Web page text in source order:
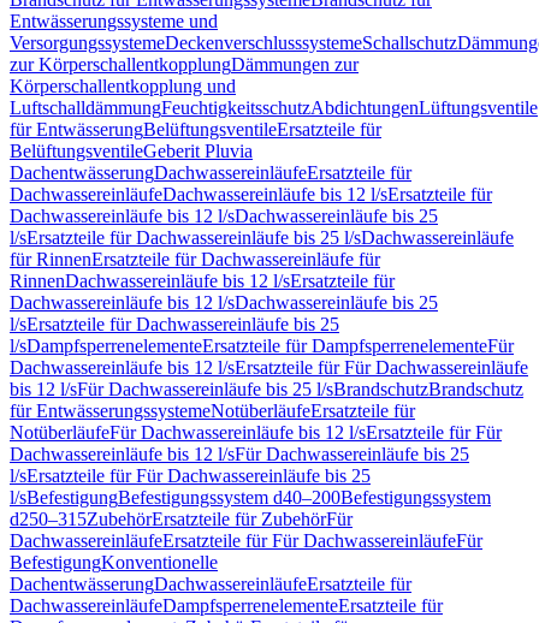
Entwässerungssysteme und
VersorgungssystemeDeckenverschlusssystemeSchallschutz
zur KörperschallentkopplungDämmungen zur
Körperschallentkopplung und
LuftschalldämmungFeuchtigkeitsschutzAbdichtungenLüftungsventile
für EntwässerungBelüftungsventileErsatzteile für
BelüftungsventileGeberit Pluvia
DachentwässerungDachwassereinläufeErsatzteile für
DachwassereinläufeDachwassereinläufe bis 12 l/sErsatzteile für
Dachwassereinläufe bis 12 l/sDachwassereinläufe bis 25
l/sErsatzteile für Dachwassereinläufe bis 25 l/sDachwassereinläufe
für RinnenErsatzteile für Dachwassereinläufe für
RinnenDachwassereinläufe bis 12 l/sErsatzteile für
Dachwassereinläufe bis 12 l/sDachwassereinläufe bis 25
l/sErsatzteile für Dachwassereinläufe bis 25
l/sDampfsperrenelementeErsatzteile für DampfsperrenelementeFür
Dachwassereinläufe bis 12 l/sErsatzteile für Für Dachwassereinläufe
bis 12 l/sFür Dachwassereinläufe bis 25 l/sBrandschutzBrandschutz
für EntwässerungssystemeNotüberläufeErsatzteile für
NotüberläufeFür Dachwassereinläufe bis 12 l/sErsatzteile für Für
Dachwassereinläufe bis 12 l/sFür Dachwassereinläufe bis 25
l/sErsatzteile für Für Dachwassereinläufe bis 25
l/sBefestigungBefestigungssystem d40–200Befestigungssystem
d250–315ZubehörErsatzteile für ZubehörFür
DachwassereinläufeErsatzteile für Für DachwassereinläufeFür
BefestigungKonventionelle
DachentwässerungDachwassereinläufeErsatzteile für
DachwassereinläufeDampfsperrenelementeErsatzteile für